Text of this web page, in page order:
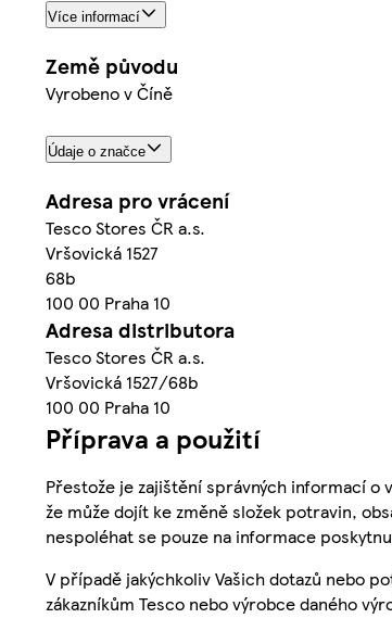
Více informací
Země původu
Vyrobeno v Číně
Údaje o značce
Adresa pro vrácení
Tesco Stores ČR a.s.
Vršovická 1527
68b
100 00 Praha 10
Adresa distributora
Tesco Stores ČR a.s.
Vršovická 1527/68b
100 00 Praha 10
Příprava a použití
Přestože je zajištění správných informací
že může dojít ke změně složek potravin,
nespoléhat se pouze na informace
V případě jakýchkoliv Vašich dotazů nebo
zákazníkům Tesco nebo výrobce daného